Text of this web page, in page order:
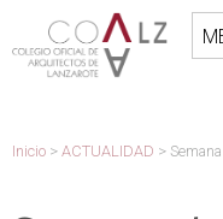
Inicio > ACTUALIDAD >